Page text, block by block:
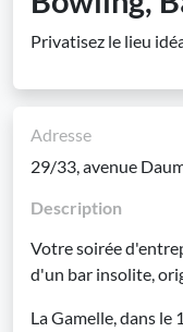
Privatisez le lieu
Adresse
29/33, avenue
Description
Votre soirée
d'un bar insolite,
La Gamelle, dans